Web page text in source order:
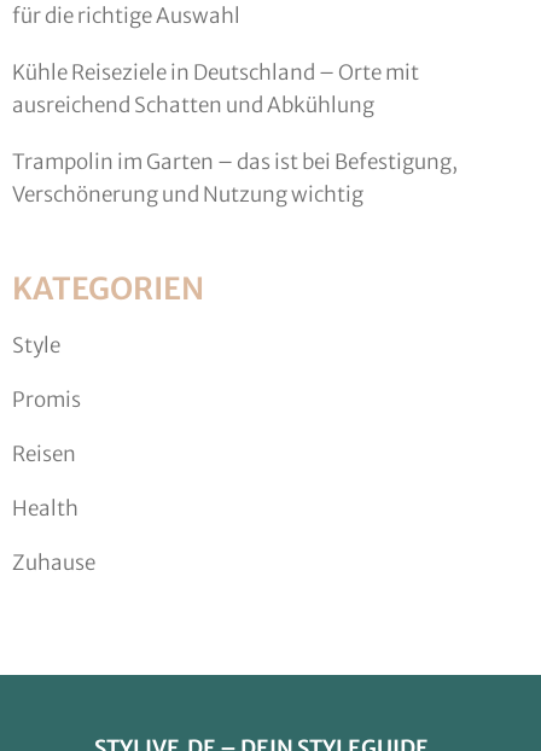
für die richtige Auswahl
Kühle Reiseziele in Deutschland – Orte mit
ausreichend Schatten und Abkühlung
Trampolin im Garten – das ist bei Befestigung,
Verschönerung und Nutzung wichtig
KATEGORIEN
Style
Promis
Reisen
Health
Zuhause